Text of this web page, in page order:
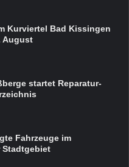
Kurviertel Bad Kissingen
August
startet Reparatur-
Fahrzeuge im
Stadtgebiet